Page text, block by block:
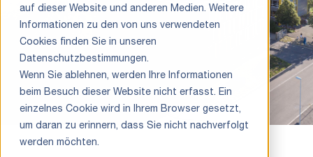
auf dieser Website und anderen Medien. Weitere
Informationen zu den von uns verwendeten
Cookies finden Sie in unseren
Datenschutzbestimmungen.
Wenn Sie ablehnen, werden Ihre Informationen
beim Besuch dieser Website nicht erfasst. Ein
einzelnes Cookie wird in Ihrem Browser gesetzt,
um daran zu erinnern, dass Sie nicht nachverfolgt
werden möchten.